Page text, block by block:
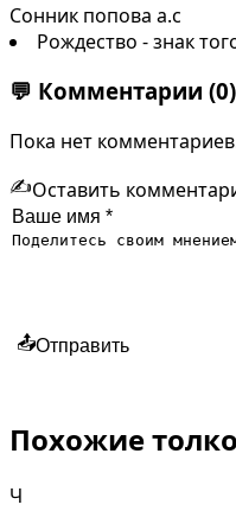
Сонник попова а.с
Рождество - знак
💬 Комментарии (0)
Пока нет
✍️Оставить
📤Отправить
Похожие
Ч